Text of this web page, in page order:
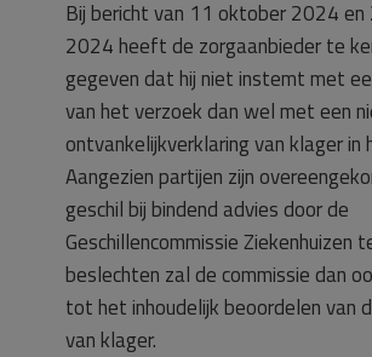
Bij bericht van 11 oktober 2024
2024 heeft de zorgaanbieder te
gegeven dat hij niet instemt met
van het verzoek dan wel met een
ontvankelijkverklaring van klager in
Aangezien partijen zijn
geschil bij bindend advies door de
Geschillencommissie Ziekenhuizen
beslechten zal de commissie dan
tot het inhoudelijk beoordelen van
van klager.